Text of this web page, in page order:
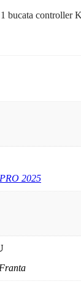
bucata controller
2025